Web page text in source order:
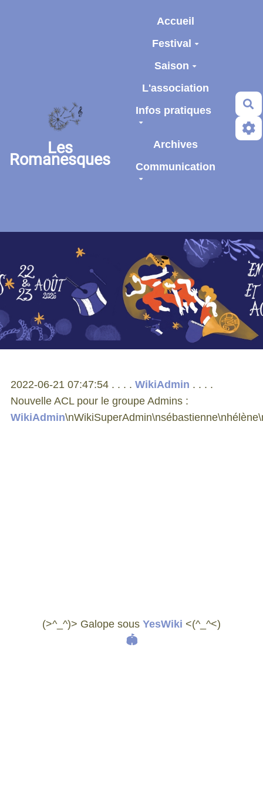
Les
Romanesques
Accueil
Festival
Saison
L'association
Infos pratiques
Archives
Communication
2022-06-21 07:47:54 . . . . WikiAdmin . . . .
Nouvelle ACL pour le groupe Admins :
WikiAdmin
(>^_^)> Galope sous YesWiki <(^_^<)
🏟